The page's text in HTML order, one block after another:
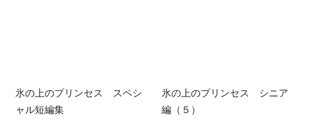
氷の上のプリンセス スペシ
ャル短編集
氷の上のプリンセス シニア
編（５）